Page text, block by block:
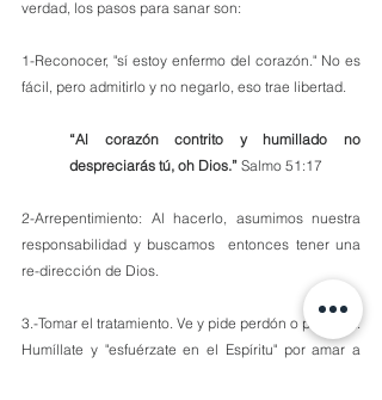
verdad, los pasos para sanar son:
1-Reconocer, "sí estoy enfermo del corazón." No es
fácil, pero admitirlo y no negarlo, eso trae libertad.
“Al corazón contrito y humillado no
despreciarás tú, oh Dios.” Salmo 51:17
2-Arrepentimiento: Al hacerlo, asumimos nuestra
responsabilidad y buscamos  entonces tener una
re-dirección de Dios.
3.-Tomar el tratamiento. Ve y pide perdón o perdona.
Humíllate y "esfuérzate en el Espíritu" por amar a